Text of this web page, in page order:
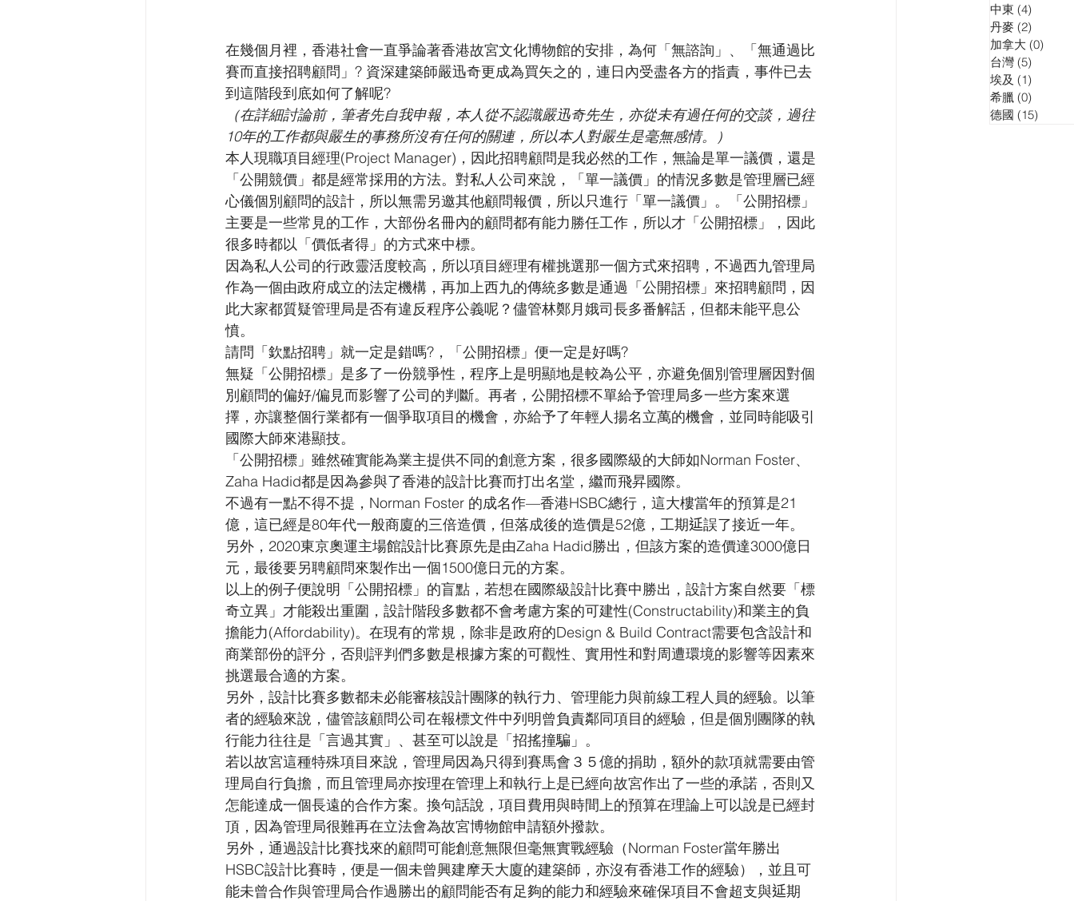
在幾個月裡，香港社會一直爭論著香港故宮文化博物館的安排，為何「無諮詢」、「無通過比
賽而直接招聘顧問」? 資深建築師嚴迅奇更成為買矢之的，連日內受盡各方的指責，事件已去
到這階段到底如何了解呢?
（在詳細討論前，筆者先自我申報，本人從不認識嚴迅奇先生，亦從未有過任何的交談，過往
10年的工作都與嚴生的事務所沒有任何的關連，所以本人對嚴生是毫無感情。）
本人現職項目經理(Project Manager)，因此招聘顧問是我必然的工作，無論是單一議價，還是
「公開競價」都是經常採用的方法。對私人公司來說，「單一議價」的情況多數是管理層已經
心儀個別顧問的設計，所以無需另邀其他顧問報價，所以只進行「單一議價」。「公開招標」
主要是一些常見的工作，大部份名冊內的顧問都有能力勝任工作，所以才「公開招標」，因此
很多時都以「價低者得」的方式來中標。
因為私人公司的行政靈活度較高，所以項目經理有權挑選那一個方式來招聘，不過西九管理局
作為一個由政府成立的法定機構，再加上西九的傳統多數是通過「公開招標」來招聘顧問，因
此大家都質疑管理局是否有違反程序公義呢？儘管林鄭月娥司長多番解話，但都未能平息公
憤。
請問「欽點招聘」就一定是錯嗎?，「公開招標」便一定是好嗎?
無疑「公開招標」是多了一份競爭性，程序上是明顯地是較為公平，亦避免個別管理層因對個
別顧問的偏好/偏見而影響了公司的判斷。再者，公開招標不單給予管理局多一些方案來選
擇，亦讓整個行業都有一個爭取項目的機會，亦給予了年輕人揚名立萬的機會，並同時能吸引
國際大師來港顯技。
「公開招標」雖然確實能為業主提供不同的創意方案，很多國際級的大師如Norman Foster、
Zaha Hadid都是因為參與了香港的設計比賽而打出名堂，繼而飛昇國際。
不過有一點不得不提，Norman Foster 的成名作—香港HSBC總行，這大樓當年的預算是21
億，這已經是80年代一般商廈的三倍造價，但落成後的造價是52億，工期𨒂誤了接近一年。
另外，2020東京奧運主場館設計比賽原先是由Zaha Hadid勝出，但該方案的造價達3000億日
元，最後要另聘顧問來製作出一個1500億日元的方案。
以上的例子便說明「公開招標」的盲點，若想在國際級設計比賽中勝出，設計方案自然要「標
奇立異」才能殺出重圍，設計階段多數都不會考慮方案的可建性(Constructability)和業主的負
擔能力(Affordability)。在現有的常規，除非是政府的Design & Build Contract需要包含設計和
商業部份的評分，否則評判們多數是根據方案的可觀性、實用性和對周遭環境的影響等因素來
挑選最合適的方案。
另外，設計比賽多數都未必能審核設計團隊的執行力、管理能力與前線工程人員的經驗。以筆
者的經驗來說，儘管該顧問公司在報標文件中列明曾負責鄰同項目的經驗，但是個別團隊的執
行能力往往是「言過其實」、甚至可以說是「招搖撞騙」。
若以故宮這種特殊項目來說，管理局因為只得到賽馬會３５億的捐助，額外的款項就需要由管
理局自行負擔，而且管理局亦按理在管理上和執行上是已經向故宮作出了一些的承諾，否則又
怎能達成一個長遠的合作方案。換句話說，項目費用與時間上的預算在理論上可以說是已經封
頂，因為管理局很難再在立法會為故宮博物館申請額外撥款。
另外，通過設計比賽找來的顧問可能創意無限但毫無實戰經驗（Norman Foster當年勝出
HSBC設計比賽時，便是一個未曾興建摩天大廈的建築師，亦沒有香港工作的經驗），並且可
能未曾合作與管理局合作過勝出的顧問能否有足夠的能力和經驗來確保項目不會超支與𨒂期
中東 (4)
丹麥 (2)
加拿大 (0)
台灣 (5)
埃及 (1)
希臘 (0)
德國 (15)